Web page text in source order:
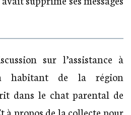
sur l’assistance à
habitant de la région
dans le chat parental de
à propos de la collecte pour